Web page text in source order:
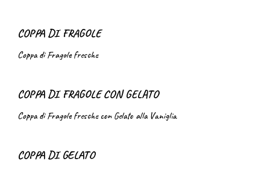
COPPA DI FRAGOLE
Coppa di Fragole fresche
COPPA DI FRAGOLE CON GELATO
Coppa di Fragole fresche con Gelato alla Vaniglia
COPPA DI GELATO